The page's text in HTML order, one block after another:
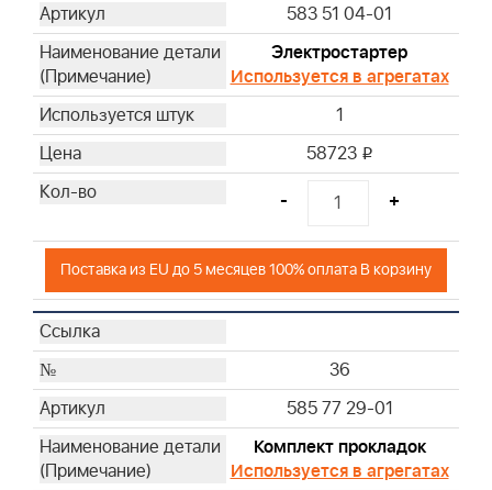
583 51 04-01
Электростартер
Используется в агрегатах
1
58723 i
- +
Поставка из EU до 5 месяцев 100% оплата В корзину
36
585 77 29-01
Комплект прокладок
Используется в агрегатах